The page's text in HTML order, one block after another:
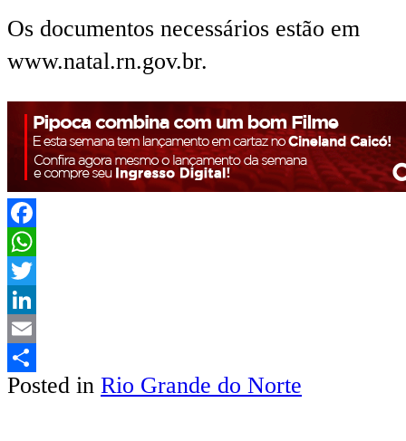
Os documentos necessários estão em
www.natal.rn.gov.br.
Facebook
WhatsApp
Twitter
LinkedIn
Email
Share
Posted in Rio Grande do Norte